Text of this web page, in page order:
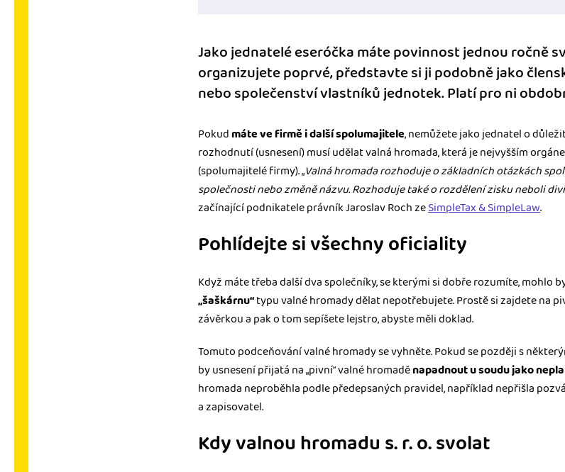
Jako jednatelé eseróčka máte povinnost jednou ročně
organizujete poprvé, představte si ji podobně jako
nebo společenství vlastníků jednotek. Platí pro ni
Pokudmáte ve firmě i další spolumajitele, nemůžete jako jednatel o
rozhodnutí (usnesení) musí udělat valná hromada, která je nejvyšším
(spolumajitelé firmy). „Valná hromada rozhoduje o základních otázkách
společnosti nebo změně názvu. Rozhoduje také o rozdělení zisku neboli
začínající podnikatele právník Jaroslav Roch zeSimpleTax & SimpleLaw.
Pohlídejte si všechny oficiality
Když máte třeba další dva společníky, se kterými si dobře rozumíte, mohlo
„šaškárnu“typu valné hromady dělat nepotřebujete. Prostě si zajdete na
závěrkou a pak o tom sepíšete lejstro, abyste měli doklad.
Tomuto podceňování valné hromady se vyhněte. Pokud se později s
by usnesení přijatá na „pivní“ valné hromaděnapadnout u soudu jako
hromada neproběhla podle předepsaných pravidel, například nepřišla
a zapisovatel.
Kdy valnou hromadu s. r. o. svolat